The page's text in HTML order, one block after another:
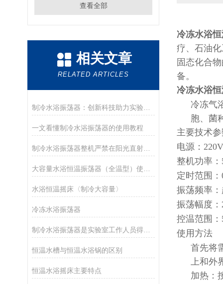
查看全部
相关文章
RELATED ARTICLES
一文看懂制冷水浴振荡器的使用教程
制冷水浴振荡器整机严禁在阳光直射的环境中使用
水浴恒温摇床〈制冷大容量〉
冷冻水浴振荡器
制冷水浴振荡器是实验室工作人员得心应手的理想设备
恒温水槽与恒温水浴锅的区别
恒温水浴摇床主要特点
冷冻水浴
疗、石油
固态化合
备。
冷冻水浴
冷冻气
胞、菌
主要技术
电源：
整机功率：
定时范围
振荡频率
振荡幅度：
控温范围
使用方法
首先将
上和外
加热：